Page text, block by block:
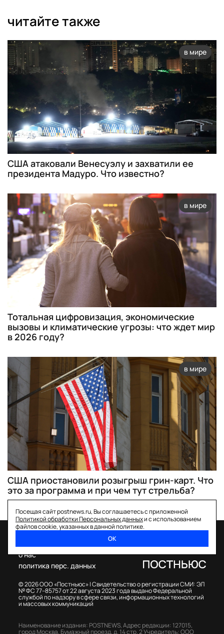
читайте также
в мире
США атаковали Венесуэлу и захватили ее
президента Мадуро. Что известно?
в мире
Тотальная цифровизация, экономические
вызовы и климатические угрозы: что ждет мир
в 2026 году?
в мире
США приостановили розыгрыш грин-карт. Что
это за программа и при чем тут стрельба?
Посещая сайт postnews.ru, Вы соглашаетесь с приложенной
Политикой обработки Персональных данныхи с использованием
файлов cookie, указанных в данной политике.
ОК
© 2026 ООО «Постньюс» |Свидетельство о регистрации СМИ: ЭЛ
№ ФС 77–85757 от 22 августа 2023 года выдано Федеральной
службой по надзору в сфере связи, информационных технологий
и массовых коммуникаций
о нас
политика перс. данных
Наименование издания: POSTNEWS,Адрес редакции: 127015,
город Москва, Бумажный проезд, д. 14 стр. 2Учредитель: ООО